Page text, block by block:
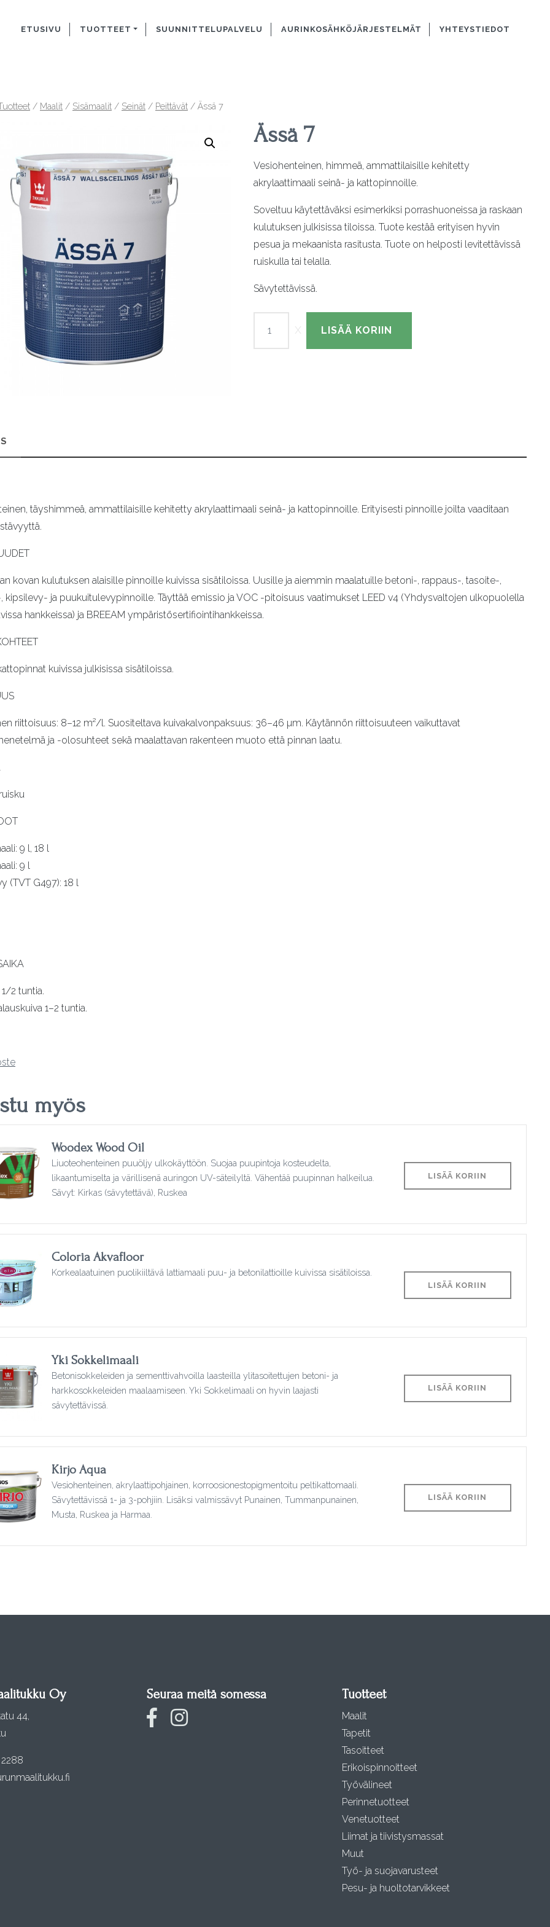
ETUSIVU TUOTTEET SUUNNITTELUPALVELU AURINKOSÄHKÖJÄRJESTELMÄT YHTEYSTIEDOT
/ Maalit / Sisämaalit / Seinät / Peittävät / Ässä 7
Ässä 7
Vesiohenteinen, himmeä, ammattilaisille kehitetty
akrylaattimaali seinä- ja kattopinnoille.
Soveltuu käytettäväksi esimerkiksi porrashuoneissa ja raskaan
kulutuksen julkisissa tiloissa. Tuote kestää erityisen hyvin
pesua ja mekaanista rasitusta. Tuote on helposti levitettävissä
ruiskulla tai telalla.
Sävytettävissä.
LISÄÄ KORIIN
täyshimmeä, ammattilaisille kehitetty akrylaattimaali seinä- ja kattopinnoille. Erityisesti pinnoille joilta vaaditaan
kovan kulutuksen alaisille pinnoille kuivissa sisätiloissa. Uusille ja aiemmin maalatuille betoni-, rappaus-, tasoite-,
kipsilevy- ja puukuitulevypinnoille. Täyttää emissio ja VOC -pitoisuus vaatimukset LEED v4 (Yhdysvaltojen ulkopuolella
hankkeissa) ja BREEAM ympäristösertifiointihankkeissa.
kuivissa julkisissa sisätiloissa.
riittoisuus: 8–12 m²/l. Suositeltava kuivakalvonpaksuus: 36–46 µm. Käytännön riittoisuuteen vaikuttavat
ja -olosuhteet sekä maalattavan rakenteen muoto että pinnan laatu.
9 l, 18 l
9 l
(TVT G497): 18 l
2 tuntia.
1–2 tuntia.
myös
Woodex Wood Oil
Liuoteohenteinen puuöljy ulkokäyttöön. Suojaa puupintoja kosteudelta,
likaantumiselta ja värillisenä auringon UV-säteilyltä. Vähentää puupinnan halkeilua.
Sävyt: Kirkas (sävytettävä), Ruskea
LISÄÄ KORIIN
Coloria Akvafloor
Korkealaatuinen puolikiiltävä lattiamaali puu- ja betonilattioille kuivissa sisätiloissa.
LISÄÄ KORIIN
Yki Sokkelimaali
Betonisokkeleiden ja sementtivahvoilla laasteilla ylitasoitettujen betoni- ja
harkkosokkeleiden maalaamiseen. Yki Sokkelimaali on hyvin laajasti
sävytettävissä.
LISÄÄ KORIIN
Kirjo Aqua
Vesiohenteinen, akrylaattipohjainen, korroosionestopigmentoitu peltikattomaali.
Sävytettävissä 1- ja 3-pohjiin. Lisäksi valmissävyt Punainen, Tummanpunainen,
Musta, Ruskea ja Harmaa.
LISÄÄ KORIIN
Oy
44,
Seuraa meitä somessa Tuotteet
Maalit
Tapetit
Tasoitteet
Erikoispinnoitteet
Työvälineet
Perinnetuotteet
Venetuotteet
Liimat ja tiivistysmassat
Muut
Työ- ja suojavarusteet
Pesu- ja huoltotarvikkeet